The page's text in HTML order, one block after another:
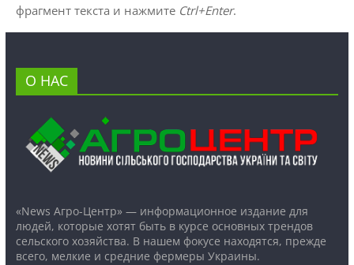
фрагмент текста и нажмите Ctrl+Enter.
О НАС
«News Агро-Центр» — информационное издание для
людей, которые хотят быть в курсе основных трендов
сельского хозяйства. В нашем фокусе находятся, прежде
всего, мелкие и средние фермеры Украины.